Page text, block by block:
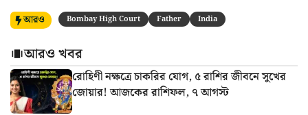
আরও Bombay High Court Father India
আরও খবর
রোহিণী নক্ষত্রে চাকরির যোগ, ৫ রাশির জীবনে সুখের
জোয়ার! আজকের রাশিফল, ৭ আগস্ট